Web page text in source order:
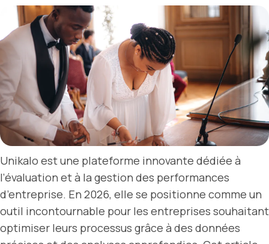
Unikalo est une plateforme innovante dédiée à
l’évaluation et à la gestion des performances
d’entreprise. En 2026, elle se positionne comme un
outil incontournable pour les entreprises souhaitant
optimiser leurs processus grâce à des données